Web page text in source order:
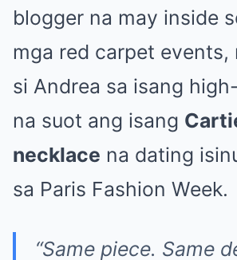
blogger na may inside
mga red carpet events,
si Andrea sa isang
na suot ang isang
necklace na dating
sa Paris Fashion Week.
“Same piece. Same